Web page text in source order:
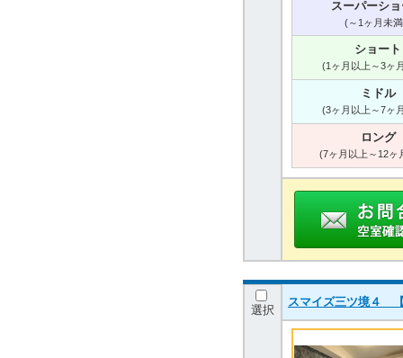
スーパーシ
(～1ヶ月未
ショート
(1ヶ月以上～3ヶ
ミドル
(3ヶ月以上～7ヶ
ロング
(7ヶ月以上～12ヶ
選択
スマイズ三ツ境４